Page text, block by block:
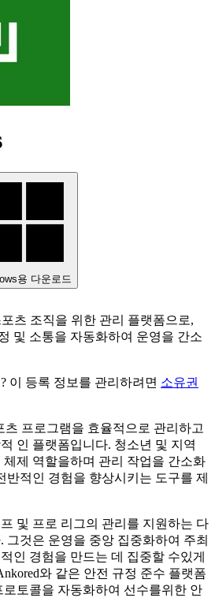
용 다운로드
츠 조직을 위한 관리 플랫폼으로,
및 소통을 자동화하여 운영을 간소
이 등록 정보를 관리하려면 소유권
츠 프로그램을 효율적으로 관리하고
인 플랫폼입니다. 청소년 및 지역
제 역할을하며 관리 작업을 간소화
반적인 경험을 향상시키는 도구를 제
및 프로 리그의 관리를 지원하는 다
그것은 운영을 중앙 집중화하여 주최
인 경험을 만드는 데 집중할 수있게
와 같은 안전 규정 준수 플랫폼
토콜을 자동화하여 선수를위한 안